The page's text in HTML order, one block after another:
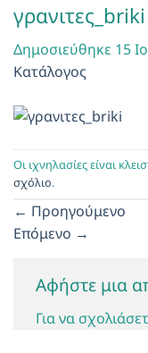
γρανιτες_briki
Δημοσιεύθηκε 15
Κατάλογος
Οι ιχνηλασίες είναι
σχόλιο.
← Προηγούμενο
Επόμενο →
Αφήστε μια
Για να